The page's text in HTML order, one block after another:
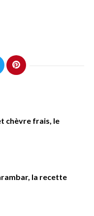
chèvre frais, le
la recette